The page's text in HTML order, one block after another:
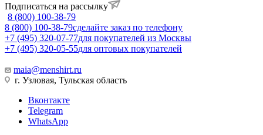
Подписаться на рассылку
8 (800) 100-38-79
8 (800) 100-38-79сделайте заказ по телефону
+7 (495) 320-07-77для покупателей из Москвы
+7 (495) 320-05-55для оптовых покупателей
maia@menshirt.ru
г. Узловая, Тульская область
Вконтакте
Telegram
WhatsApp